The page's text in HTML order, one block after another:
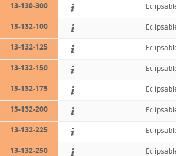
13-130-300
13-132-100
13-132-125
13-132-150
13-132-175
13-132-200
13-132-225
13-132-250